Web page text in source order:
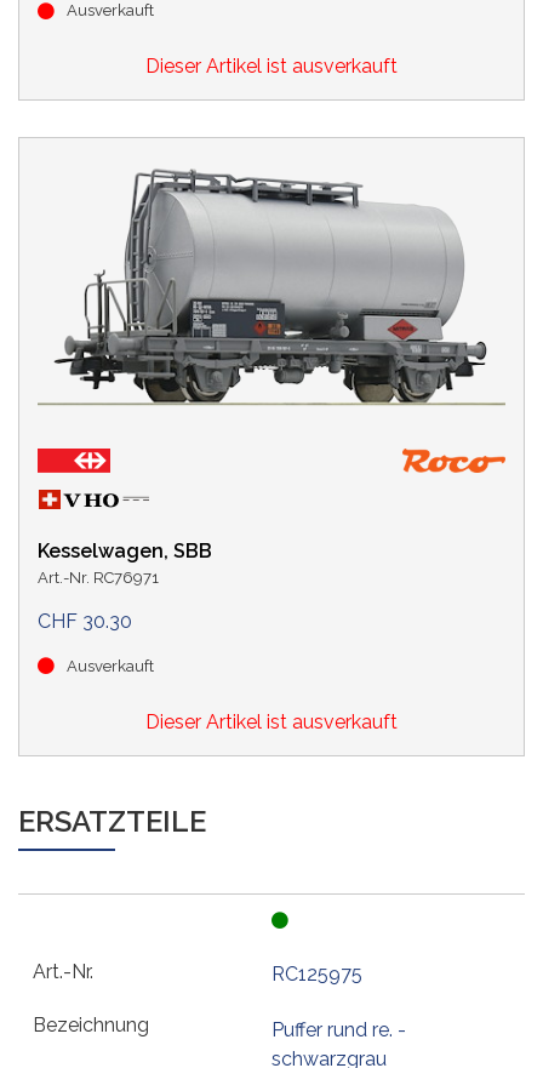
Ausverkauft
Dieser Artikel ist ausverkauft
Kesselwagen, SBB
Art.-Nr. RC76971
CHF 30.30
Ausverkauft
Dieser Artikel ist ausverkauft
ERSATZTEILE
RC125975
Puffer rund re. -
schwarzgrau